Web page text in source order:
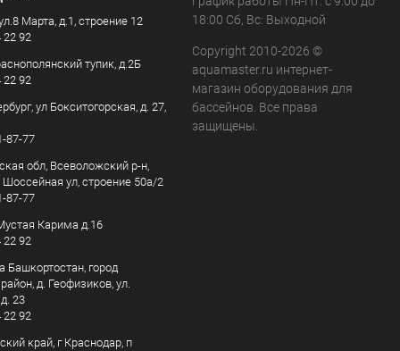
Марта, д.1, строение 12
22 92
тупик, д.2Б
22 92
ул Бокситогорская, д. 27,
87-77
обл, Всеволожский р-н,
Шоссейная ул, строение 50а/2
87-77
Карима д.16
22 92
Башкортостан, город
д. Геофизиков, ул.
23
22 92
край, г Краснодар, п
18:00 Сб, Вс: Выходной
Copyright 2010-2026 ©
aquamaster.ru интернет-
магазин оборудования для
бассейнов. Все права
защищены.